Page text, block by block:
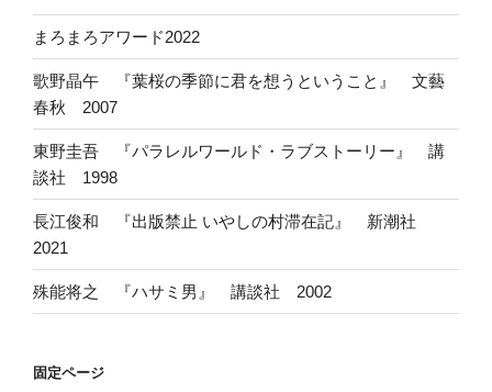
まろまろアワード2022
歌野晶午 『葉桜の季節に君を想うということ』 文藝
春秋 2007
東野圭吾 『パラレルワールド・ラブストーリー』 講
談社 1998
長江俊和 『出版禁止 いやしの村滞在記』 新潮社
2021
殊能将之 『ハサミ男』 講談社 2002
固定ページ